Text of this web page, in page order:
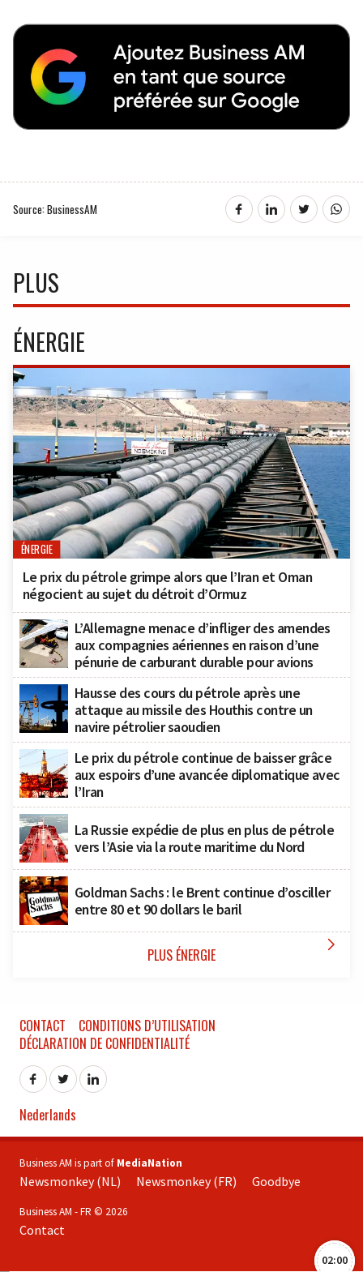
Source: BusinessAM
PLUS
ÉNERGIE
ÉNERGIE
Le prix du pétrole grimpe alors que l’Iran et Oman
négocient au sujet du détroit d’Ormuz
L’Allemagne menace d’infliger des amendes
aux compagnies aériennes en raison d’une
pénurie de carburant durable pour avions
Hausse des cours du pétrole après une
attaque au missile des Houthis contre un
navire pétrolier saoudien
Le prix du pétrole continue de baisser grâce
aux espoirs d’une avancée diplomatique avec
l’Iran
La Russie expédie de plus en plus de pétrole
vers l’Asie via la route maritime du Nord
Goldman Sachs : le Brent continue d’osciller
entre 80 et 90 dollars le baril
PLUS ÉNERGIE 
02:00
CONTACT
CONDITIONS D’UTILISATION
DÉCLARATION DE CONFIDENTIALITÉ
Nederlands
Business AM is part of MediaNation
Newsmonkey (NL) Newsmonkey (FR) Goodbye
Business AM - FR © 2026
Contact